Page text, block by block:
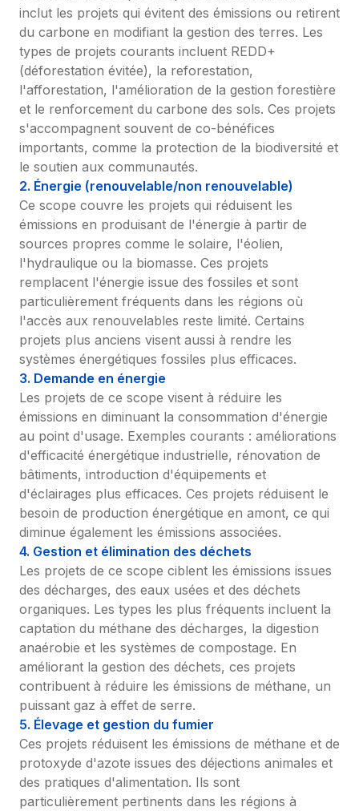
inclut les projets qui évitent des émissions ou retirent
du carbone en modifiant la gestion des terres. Les
types de projets courants incluent REDD+
(déforestation évitée), la reforestation,
l'afforestation, l'amélioration de la gestion forestière
et le renforcement du carbone des sols. Ces projets
s'accompagnent souvent de co-bénéfices
importants, comme la protection de la biodiversité et
le soutien aux communautés.
2. Énergie (renouvelable/non renouvelable)
Ce scope couvre les projets qui réduisent les
émissions en produisant de l'énergie à partir de
sources propres comme le solaire, l'éolien,
l'hydraulique ou la biomasse. Ces projets
remplacent l'énergie issue des fossiles et sont
particulièrement fréquents dans les régions où
l'accès aux renouvelables reste limité. Certains
projets plus anciens visent aussi à rendre les
systèmes énergétiques fossiles plus efficaces.
3. Demande en énergie
Les projets de ce scope visent à réduire les
émissions en diminuant la consommation d'énergie
au point d'usage. Exemples courants : améliorations
d'efficacité énergétique industrielle, rénovation de
bâtiments, introduction d'équipements et
d'éclairages plus efficaces. Ces projets réduisent le
besoin de production énergétique en amont, ce qui
diminue également les émissions associées.
4. Gestion et élimination des déchets
Les projets de ce scope ciblent les émissions issues
des décharges, des eaux usées et des déchets
organiques. Les types les plus fréquents incluent la
captation du méthane des décharges, la digestion
anaérobie et les systèmes de compostage. En
améliorant la gestion des déchets, ces projets
contribuent à réduire les émissions de méthane, un
puissant gaz à effet de serre.
5. Élevage et gestion du fumier
Ces projets réduisent les émissions de méthane et de
protoxyde d'azote issues des déjections animales et
des pratiques d'alimentation. Ils sont
particulièrement pertinents dans les régions à